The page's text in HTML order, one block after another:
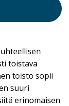
toistava
toisto sopii
suuri
erinomaisen